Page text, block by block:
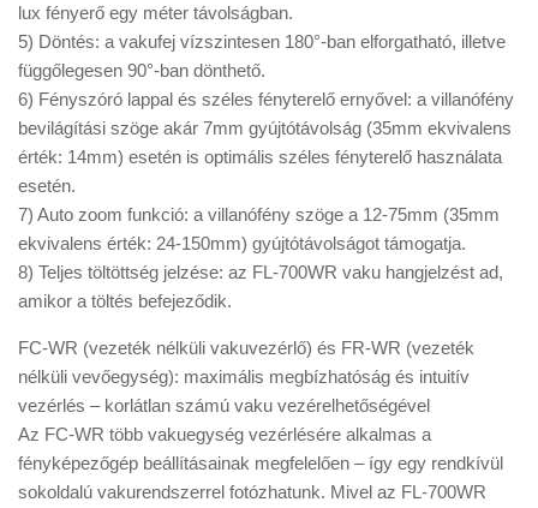
lux fényerő egy méter távolságban.
5) Döntés: a vakufej vízszintesen 180°-ban elforgatható, illetve
függőlegesen 90°-ban dönthető.
6) Fényszóró lappal és széles fényterelő ernyővel: a villanófény
bevilágítási szöge akár 7mm gyújtótávolság (35mm ekvivalens
érték: 14mm) esetén is optimális széles fényterelő használata
esetén.
7) Auto zoom funkció: a villanófény szöge a 12-75mm (35mm
ekvivalens érték: 24-150mm) gyújtótávolságot támogatja.
8) Teljes töltöttség jelzése: az FL-700WR vaku hangjelzést ad,
amikor a töltés befejeződik.
FC-WR (vezeték nélküli vakuvezérlő) és FR-WR (vezeték
nélküli vevőegység): maximális megbízhatóság és intuitív
vezérlés – korlátlan számú vaku vezérelhetőségével
Az FC-WR több vakuegység vezérlésére alkalmas a
fényképezőgép beállításainak megfelelően – így egy rendkívül
sokoldalú vakurendszerrel fotózhatunk. Mivel az FL-700WR